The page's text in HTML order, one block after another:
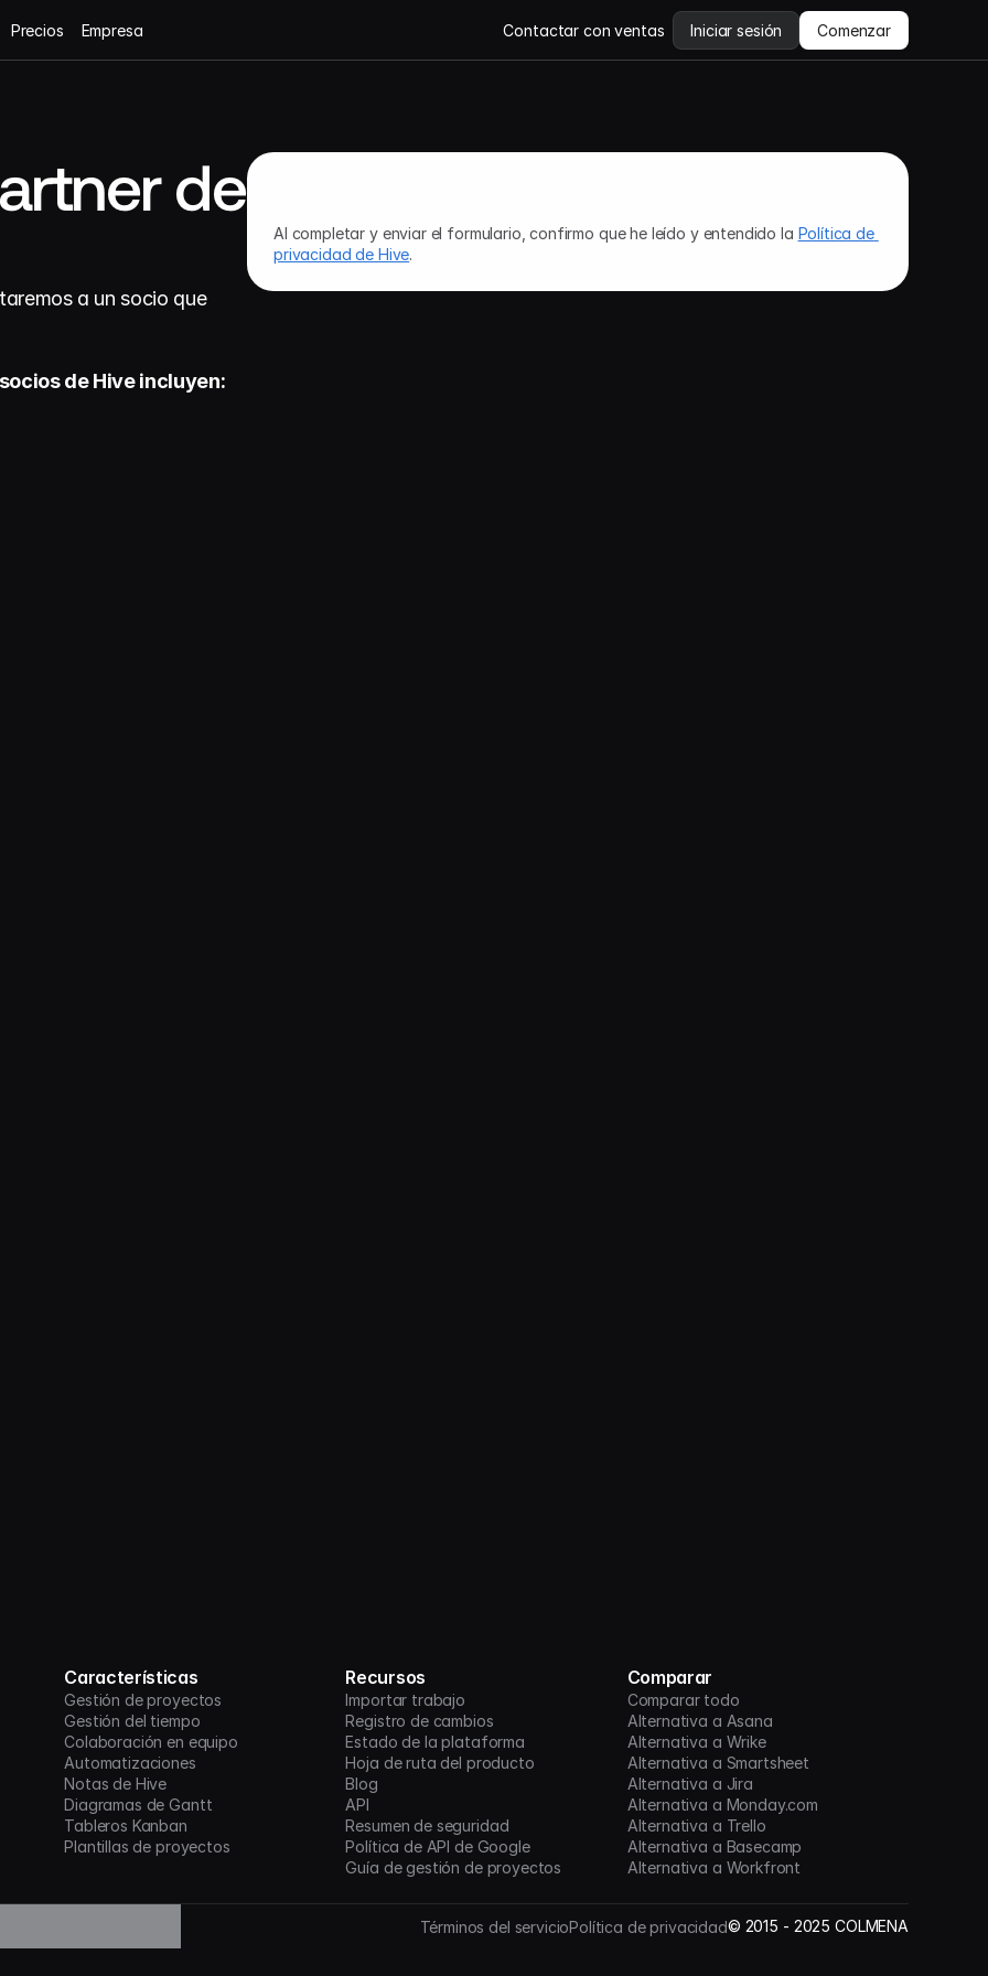
Precios Empresa Contactar con ventas Iniciar sesión Comenzar
de
a un socio que
de Hive incluyen:
Al completar y enviar el formulario, confirmo que he leído y entendido la Política de
privacidad de Hive.
Características
Gestión de proyectos
Gestión del tiempo
Colaboración en equipo
Automatizaciones
Notas de Hive
Diagramas de Gantt
Tableros Kanban
Plantillas de proyectos
Recursos
Importar trabajo
Registro de cambios
Estado de la plataforma
Hoja de ruta del producto
Blog
API
Resumen de seguridad
Política de API de Google
Guía de gestión de proyectos
Comparar
Comparar todo
Alternativa a Asana
Alternativa a Wrike
Alternativa a Smartsheet
Alternativa a Jira
Alternativa a Monday.com
Alternativa a Trello
Alternativa a Basecamp
Alternativa a Workfront
Términos del servicioPolítica de privacidad© 2015 - 2025 COLMENA